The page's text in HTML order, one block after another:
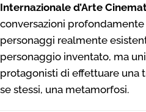
Internazionale d’Arte
conversazioni profondamente
personaggi realmente
personaggio inventato, ma
protagonisti di effettuare una
se stessi, una metamorfosi.